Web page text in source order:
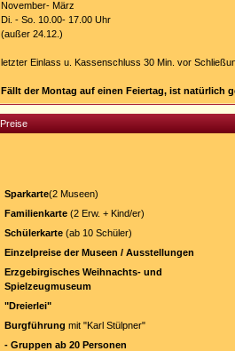
November- März
Di. - So. 10.00- 17.00 Uhr
(außer 24.12.)
letzter Einlass u. Kassenschluss 30 Min. vor
Fällt der Montag auf einen Feiertag, ist natürlich
Preise
Sparkarte(2 Museen)
Familienkarte (2 Erw. + Kind/er)
Schülerkarte (ab 10 Schüler)
Einzelpreise der Museen / Ausstellungen
Erzgebirgisches Weihnachts- und
Spielzeugmuseum
"Dreierlei"
Burgführung mit "Karl Stülpner"
- Gruppen ab 20 Personen